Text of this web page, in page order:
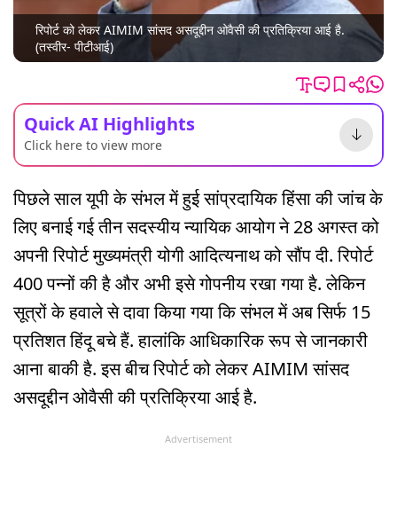
रिपोर्ट को लेकर AIMIM सांसद असदूद्दीन ओवैसी की प्रतिक्रिया आई है.
(तस्वीर- पीटीआई)
Quick AI Highlights
Click here to view more
पिछले साल यूपी के संभल में हुई सांप्रदायिक हिंसा की जांच के
लिए बनाई गई तीन सदस्यीय न्यायिक आयोग ने 28 अगस्त को
अपनी रिपोर्ट मुख्यमंत्री योगी आदित्यनाथ को सौंप दी. रिपोर्ट
400 पन्नों की है और अभी इसे गोपनीय रखा गया है. लेकिन
सूत्रों के हवाले से दावा किया गया कि संभल में अब सिर्फ 15
प्रतिशत हिंदू बचे हैं. हालांकि आधिकारिक रूप से जानकारी
आना बाकी है. इस बीच रिपोर्ट को लेकर AIMIM सांसद
असदूद्दीन ओवैसी की प्रतिक्रिया आई है.
Advertisement